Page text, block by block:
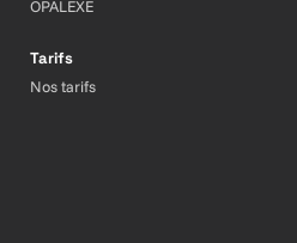
OPALEXE
Tarifs
Nos tarifs